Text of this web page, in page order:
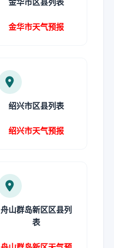
金华市区县列表
金华市天气预报
绍兴市区县列表
绍兴市天气预报
舟山群岛新区区县列
表